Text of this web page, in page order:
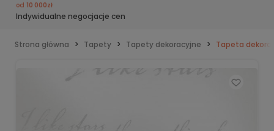
od 10 000zł
Indywidualne negocjacje cen
Strona główna Tapety Tapety dekoracyjne Tapeta